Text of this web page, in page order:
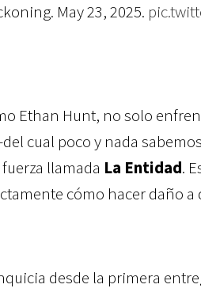
May 23, 2025.
Ethan Hunt, no solo
cual poco y nada
llamada La Entidad.
cómo hacer daño
desde la primera